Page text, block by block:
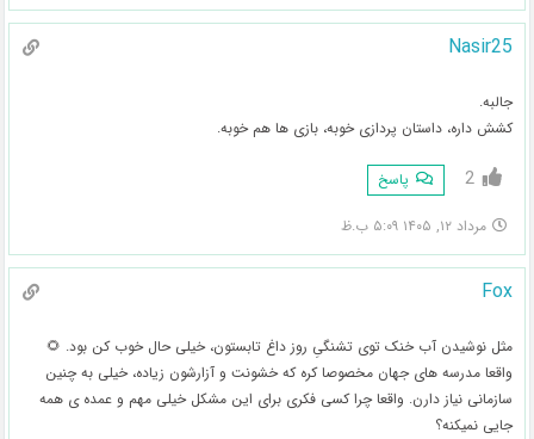
Nasir25
جالبه.
کشش داره، داستان پردازی خوبه، بازی ها هم خوبه.
2 پاسخ
مرداد ۱۲, ۱۴۰۵ ۵:۰۹ ب.ظ
Fox
مثل نوشیدن آب خنک توی تشنگیِ روز داغ تابستون، خیلی حال خوب کن بود. 🌻
واقعا مدرسه های جهان مخصوصا کره که خشونت و آزارشون زیاده، خیلی به چنین
سازمانی نیاز دارن. واقعا چرا کسی فکری برای این مشکل خیلی مهم و عمده ی همه
جایی نمیکنه؟